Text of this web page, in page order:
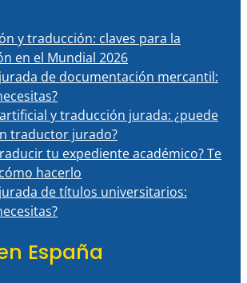
y traducción: claves para la
en el Mundial 2026
de documentación mercantil:
y traducción jurada: ¿puede
traductor jurado?
tu expediente académico? Te
hacerlo
de títulos universitarios:
España